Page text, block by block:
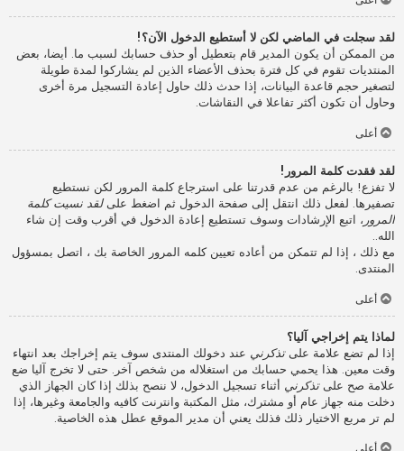
لقد سجلت في الماضي لكن لا أستطيع الدخول الآن؟!
من الممكن أن يكون المدير قام بتعطيل أو حذف حسابك لسبب ما. أيضا، بعض
المنتديات تقوم في كل فترة بحذف الأعضاء الذين لم يشاركوا لمدة طويلة
لتصغير حجم قاعدة البيانات، إذا حدث ذلك حاول إعادة التسجيل مرة أخرى
وحاول أن تكون أكثر تفاعلا في النقاشات.
أعلى
لقد فقدت كلمة المرور!
لا تفزع! بالرغم من عدم قدرتنا على استرجاع كلمة المرور لكن نستطيع
تصفيرها. لفعل ذلك انتقل إلى صفحة الدخول ثم اضغط علىلقد نسيت كلمة
المرور ، اتبع الإرشادات وسوف تستطيع إعادة الدخول في أقرب وقت إن شاء
الله..
مع ذلك ، إذا لم تتمكن من أعاده تعيين كلمه المرور الخاصة بك ، اتصل بمسؤول
المنتدى.
أعلى
لماذا يتم إخراجي آليا؟
إذا لم تضع علامة علىتذكرني عند دخولك المنتدى سوف يتم إخراجك بعد انتهاء
وقت معين. هذا يحمي حسابك من استغلاله من شخص آخر. حتى لا تخرج آليا ضع
علامة صح علىتذكرني أثناء تسجيل الدخول، لا ننصح بذلك إذا كان الجهاز الذي
دخلت منه جهاز عام أو مشترك، مثل المكتبة وانترنت كافيه والجامعة وغيرها، إذا
لم تر مربع الاختيار ذلك فذلك يعني أن مدير الموقع عطل هذه الخاصية.